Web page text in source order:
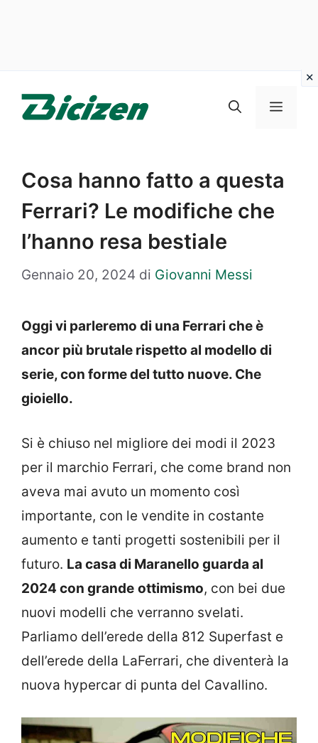
Menu
Cosa hanno fatto a questa
Ferrari? Le modifiche che
l’hanno resa bestiale
Gennaio 20, 2024 di Giovanni Messi
Oggi vi parleremo di una Ferrari che è
ancor più brutale rispetto al modello di
serie, con forme del tutto nuove. Che
gioiello.
Si è chiuso nel migliore dei modi il 2023
per il marchio Ferrari, che come brand non
aveva mai avuto un momento così
importante, con le vendite in costante
aumento e tanti progetti sostenibili per il
futuro. La casa di Maranello guarda al
2024 con grande ottimismo, con bei due
nuovi modelli che verranno svelati.
Parliamo dell’erede della 812 Superfast e
dell’erede della LaFerrari, che diventerà la
nuova hypercar di punta del Cavallino.